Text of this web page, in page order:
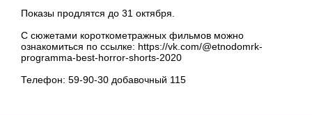
Показы продлятся до 31 октября.
С сюжетами короткометражных фильмов можно
ознакомиться по ссылке: https://vk.com/@etnodomrk-
programma-best-horror-shorts-2020
Телефон: 59-90-30 добавочный 115